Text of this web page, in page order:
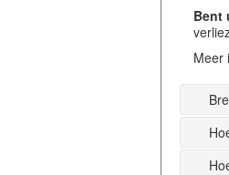
Bent
Meer